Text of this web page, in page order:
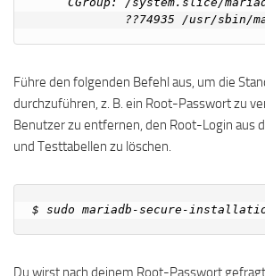
Führe den folgenden Befehl aus, um die
durchzuführen, z. B. ein Root-Passwort zu
Benutzer zu entfernen, den Root-Login aus
und Testtabellen zu löschen.
Du wirst nach deinem Root-Passwort